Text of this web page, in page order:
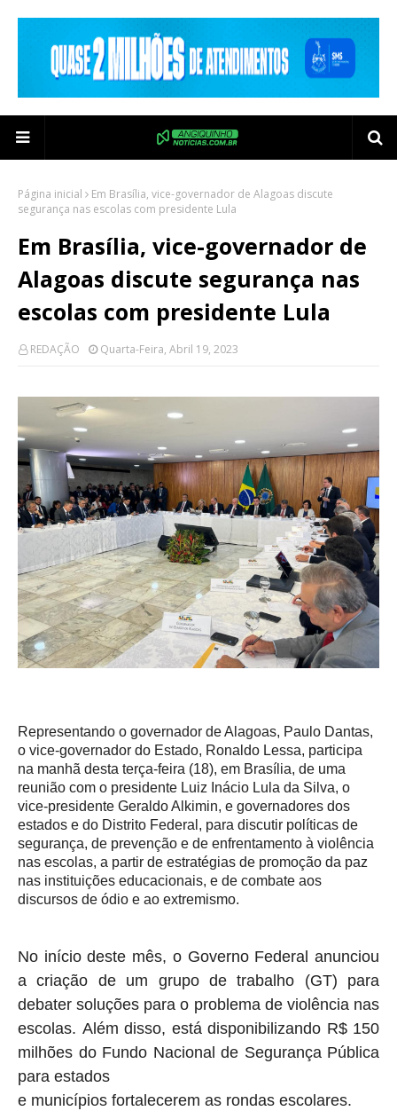
Página inicial
Em Brasília, vice-governador de Alagoas discute
segurança nas escolas com presidente Lula
Em Brasília, vice-governador de
Alagoas discute segurança nas
escolas com presidente Lula
REDAÇÃO Quarta-Feira, Abril 19, 2023
Representando o governador de Alagoas, Paulo Dantas,
o vice-governador do Estado, Ronaldo Lessa, participa
na manhã desta terça-feira (18), em Brasília, de uma
reunião com o presidente Luiz Inácio Lula da Silva, o
vice-presidente Geraldo Alkimin, e governadores dos
estados e do Distrito Federal, para discutir políticas de
segurança, de prevenção e de enfrentamento à violência
nas escolas, a partir de estratégias de promoção da paz
nas instituições educacionais, e de combate aos
discursos de ódio e ao extremismo.
No início deste mês, o Governo Federal anunciou
a criação de um grupo de trabalho (GT) para
debater soluções para o problema de violência nas
escolas. Além disso, está disponibilizando R$ 150
milhões do Fundo Nacional de Segurança Pública
para estados
e municípios fortalecerem as rondas escolares.